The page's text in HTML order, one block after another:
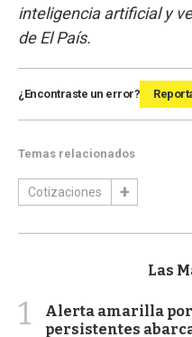
inteligencia artificial y
de El País.
¿Encontraste un error?
Temas relacionados
Cotizaciones
Las
1
Alerta amarilla
persistentes